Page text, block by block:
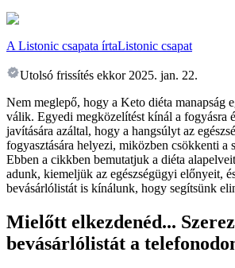
A Listonic csapata írtaListonic csapat
Utolsó frissítés ekkor 2025. jan. 22.
Nem meglepő, hogy a Keto diéta manapság
válik. Egyedi megközelítést kínál a fogyásra
javítására azáltal, hogy a hangsúlyt az
fogyasztására helyezi, miközben csökkenti a
Ebben a cikkben bemutatjuk a diéta
adunk, kiemeljük az egészségügyi előnyeit,
bevásárlólistát is kínálunk, hogy segítsünk
Mielőtt elkezdenéd...
bevásárlólistát a